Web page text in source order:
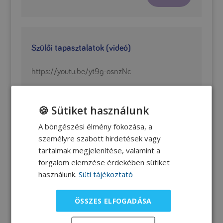
Szülői tapasztalatok (videó)
https://youtu.be/yt9g-osnzNc
Tudományos cikkek támasztják alá, hogy a
terápiára való reagálás aránya egyenértékű a
gyógyszeres terápiával. Bizonyítottancsökkenti
a rohamok számát, valamint azok erősségét is
Ugyancsak bizonyított és minden irodalom
🍪 Sütiket használunk
A böngészési élmény fokozása, a
személyre szabott hirdetések vagy
tartalmak megjelenítése, valamint a
forgalom elemzése érdekében sütiket
használunk. Süti tájékoztató
ÖSSZES ELFOGADÁSA